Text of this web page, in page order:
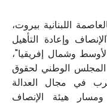
اللبنانية بيروت،
2025، حول "الإنصاف وإعادة التأهيل
وشمال إفريقيا"،
الوطني لحقوق
في مجال العدالة
هيئة الإنصاف